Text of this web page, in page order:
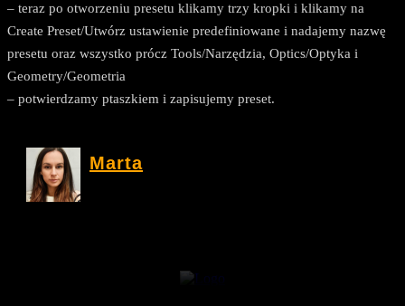
– teraz po otworzeniu presetu klikamy trzy kropki i klikamy na
Create Preset/Utwórz ustawienie predefiniowane i nadajemy nazwę
presetu oraz wszystko prócz Tools/Narzędzia, Optics/Optyka i
Geometry/Geometria
– potwierdzamy ptaszkiem i zapisujemy preset.
Marta